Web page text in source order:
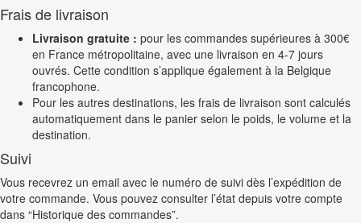
Frais de livraison
Livraison gratuite : pour les commandes supérieures à 300€
en France métropolitaine, avec une livraison en 4-7 jours
ouvrés. Cette condition s’applique également à la Belgique
francophone.
Pour les autres destinations, les frais de livraison sont calculés
automatiquement dans le panier selon le poids, le volume et la
destination.
Suivi
Vous recevrez un email avec le numéro de suivi dès l’expédition de
votre commande. Vous pouvez consulter l’état depuis votre compte
dans “Historique des commandes”.